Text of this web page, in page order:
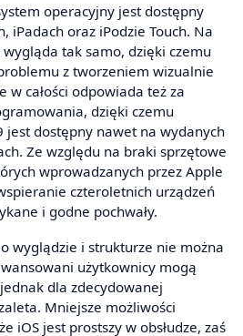
operacyjny jest dostępny
iPadach oraz iPodzie Touch. Na
tak samo, dzięki czemu
z tworzeniem wizualnie
w całości odpowiada też za
dzięki czemu
jest dostępny nawet na wydanych
Ze względu na braki sprzętowe
wprowadzanych przez Apple
czteroletnich urządzeń
i godne pochwały.
wyglądzie i strukturze nie można
użytkownicy mogą
dla zdecydowanej
Mniejsze możliwości
iOS jest prostszy w obsłudze, zaś